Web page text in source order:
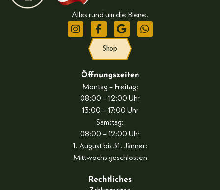
Alles rund um die Biene.
Shop
Öffnungszeiten
Montag – Freitag:
08:00 – 12:00 Uhr
13:00 – 17:00 Uhr
Samstag:
08:00 – 12:00 Uhr
1. August bis 31. Jänner:
Mittwochs geschlossen
Rechtliches